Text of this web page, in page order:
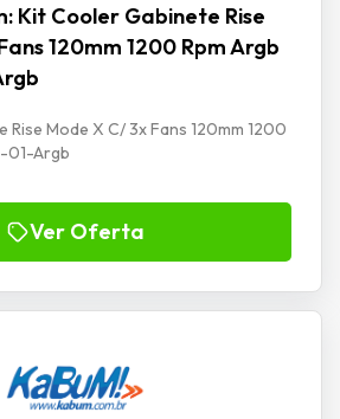
Kit Cooler Gabinete Rise
120mm 1200 Rpm Argb
Mode X C/ 3x Fans 120mm 1200
01-Argb
Ver Oferta